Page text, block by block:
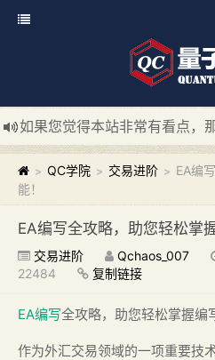
> QC学院 > 交易进阶 > EA编
能！
EA编写全攻略，助您轻松掌
交易进阶 Qchaos_007
22484
复制链接
EA编写全攻略，助您轻松掌握编
作为外汇交易领域的一项重要技